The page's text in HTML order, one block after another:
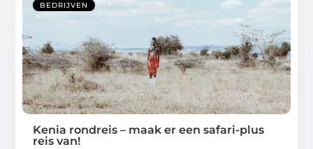
BEDRIJVEN
Kenia rondreis – maak er een safari-plus
reis van!